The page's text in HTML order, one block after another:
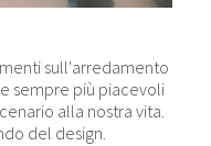
sull'arredamento
sempre più piacevoli
alla nostra vita.
del design.